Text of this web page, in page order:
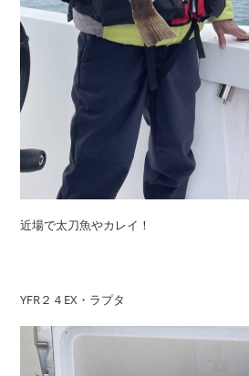
近場で太刀魚やカレイ！
YFR２４EX・ラプタ